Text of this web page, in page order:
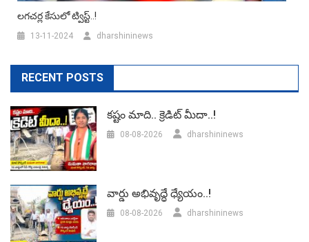
లగచర్ల కేసులో ట్విస్ట్..!
13-11-2024 dharshininews
RECENT POSTS
కష్టం మాది.. క్రెడిట్ మీదా..!
08-08-2026 dharshininews
వార్డు అభివృద్ధే ధ్యేయం..!
08-08-2026 dharshininews